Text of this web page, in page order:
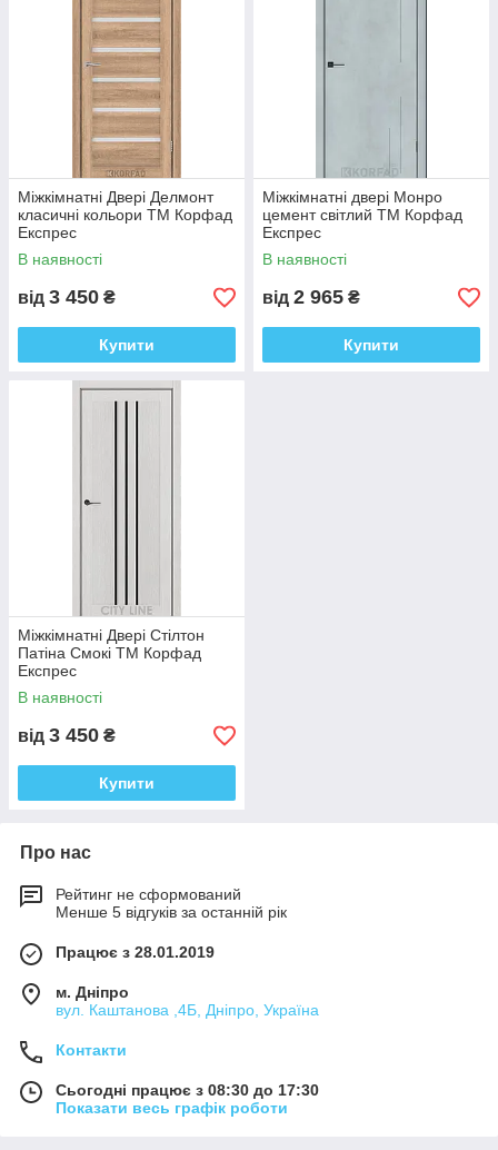
Міжкімнатні Двері Делмонт
класичні кольори ТМ Корфад
Експрес
В наявності
від 3 450 ₴
Купити
Міжкімнатні двері Монро
цемент світлий ТМ Корфад
Експрес
В наявності
від 2 965 ₴
Купити
Міжкімнатні Двері Стілтон
Патіна Смокі ТМ Корфад
Експрес
В наявності
від 3 450 ₴
Купити
Про нас
Рейтинг не сформований
Менше 5 відгуків за останній рік
Працює з 28.01.2019
м. Дніпро
вул. Каштанова ,4Б, Дніпро, Україна
Контакти
Сьогодні працює з 08:30 до 17:30
Показати весь графік роботи